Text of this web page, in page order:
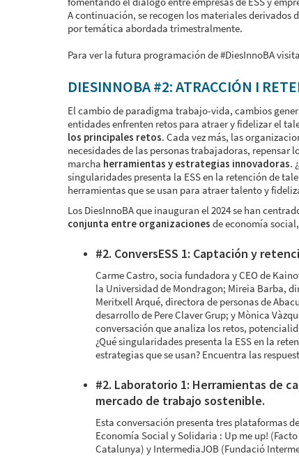
A continuación, se recogen los materiales derivados
por temática abordada trimestralmente.
Para ver la futura programación de #DiesInnoBA visita
DIESINNOBA #2: ATRACCIÓN I
El cambio de paradigma trabajo-vida, cambios
entidades enfrenten retos para atraer y fidelizar el
los principales retos. Cada vez más, las
necesidades de las personas trabajadoras, repensar
marcha herramientas y estrategias innovadoras.
singularidades presenta la ESS en la retención de
herramientas que se usan para atraer talento y
Los DiesInnoBA que inauguran el 2024 se han
conjunta entre organizaciones de economía
#2. ConversESS 1: Captación y
Carme Castro, socia fundadora y CEO de
la Universidad de Mondragon; Mireia Barba,
Meritxell Arqué, directora de personas de
desarrollo de Pere Claver Grup; y Mònica
conversación que analiza los retos,
¿Qué singularidades presenta la ESS en la
estrategias que se usan? Encuentra las
#2. Laboratorio 1: Herramientas de
mercado de trabajo sostenible.
Esta conversación presenta tres plataformas
Economía Social y Solidaria : Up me up!
Catalunya) y IntermediaJOB (Fundació